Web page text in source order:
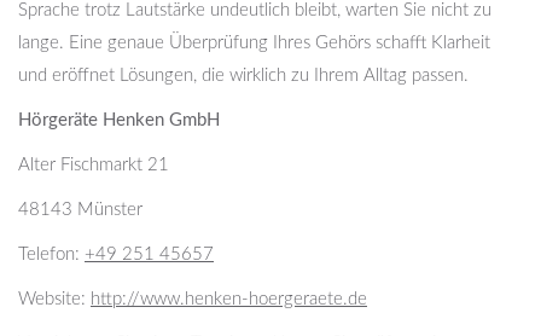
Sprache trotz Lautstärke undeutlich bleibt, warten Sie nicht zu
lange. Eine genaue Überprüfung Ihres Gehörs schafft Klarheit
und eröffnet Lösungen, die wirklich zu Ihrem Alltag passen.
Hörgeräte Henken GmbH
Alter Fischmarkt 21
48143 Münster
Telefon: +49 251 45657
Website: http://www.henken-hoergeraete.de